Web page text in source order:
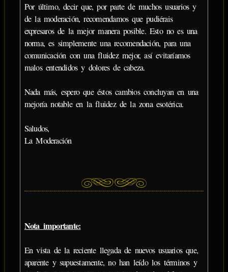
Por último, decir que, por parte de muchos usuarios y
de la moderación, recomendamos que pudiérais
expresaros de la mejor manera posible. Esto no es una
norma, es simplemente una recomendación, para una
comunicación con una fluidez mejor, así evitaríamos
malos entendidos y dolores de cabeza.
Nada más, espero que éstos cambios concluyan en una
mejoría notable en la fluidez de la zona esotérica.
Saludos,
La Moderación
Nota importante:
En vista de la reciente llegada de nuevos usuarios que,
aparente y supuestamente, no han leído los términos y